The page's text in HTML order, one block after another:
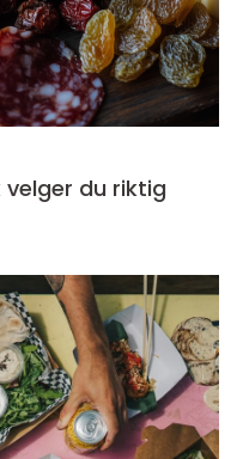
velger du riktig